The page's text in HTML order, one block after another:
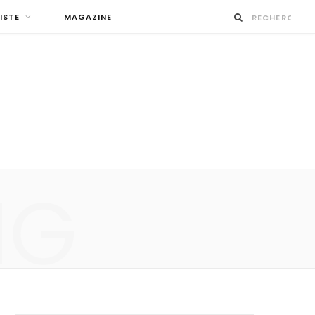
MAGAZINE